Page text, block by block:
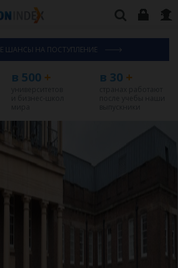
ШАНСЫ НА ПОСТУПЛЕНИЕ
в 500 + в 30+